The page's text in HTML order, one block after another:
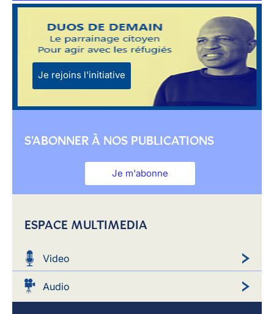
Je rejoins l'initiative
S'ABONNER À NOS PUBLICATIONS
Je m'abonne
ESPACE MULTIMEDIA
Video
Audio